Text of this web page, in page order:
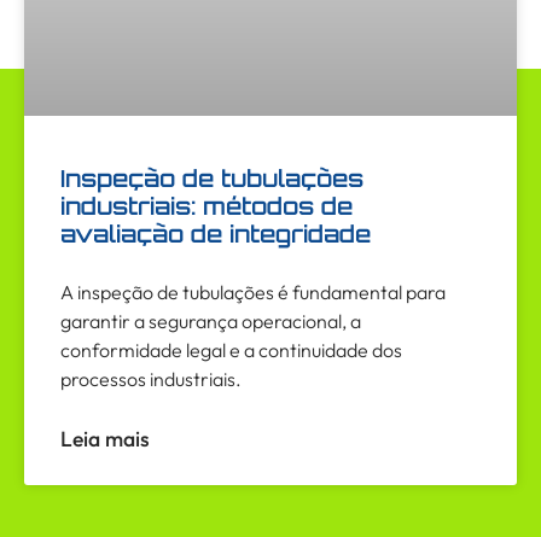
Inspeção de tubulações
industriais: métodos de
avaliação de integridade
A inspeção de tubulações é fundamental para
garantir a segurança operacional, a
conformidade legal e a continuidade dos
processos industriais.
Leia mais